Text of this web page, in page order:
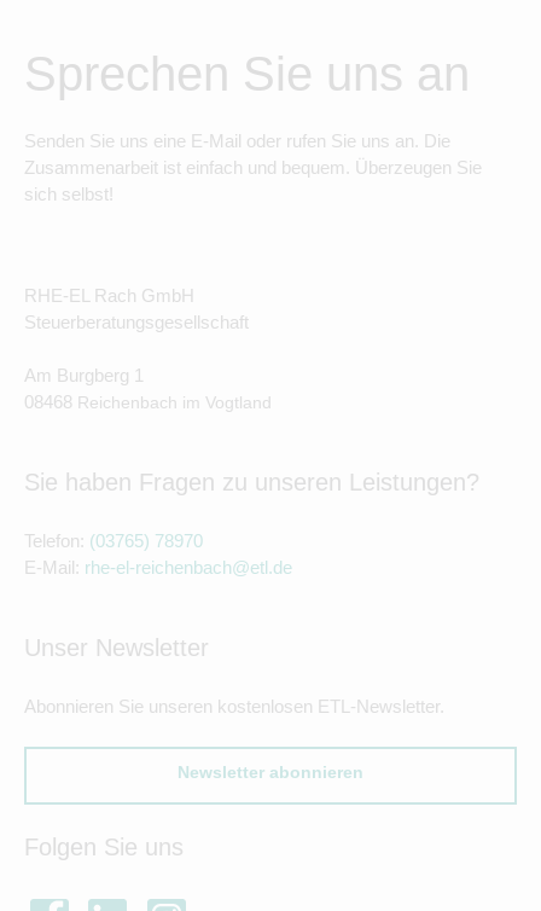
Sprechen Sie uns an
Senden Sie uns eine E-Mail oder rufen Sie uns an. Die
Zusammenarbeit ist einfach und bequem. Überzeugen Sie
sich selbst!
RHE-EL Rach GmbH
Steuerberatungsgesellschaft
Am Burgberg 1
08468 Reichenbach im Vogtland
Sie haben Fragen zu unseren Leistungen?
Telefon: (03765) 78970
E-Mail: rhe-el-reichenbach@etl.de
Unser Newsletter
Abonnieren Sie unseren kostenlosen ETL-Newsletter.
Newsletter abonnieren
Folgen Sie uns